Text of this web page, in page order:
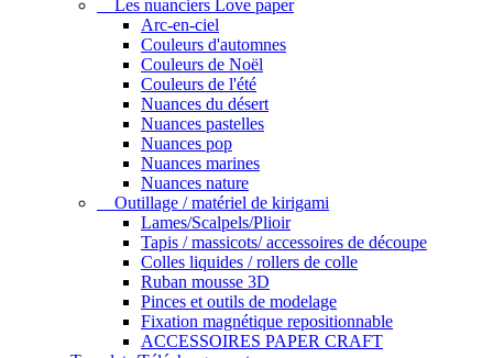
Les nuanciers Love paper
Arc-en-ciel
Couleurs d'automnes
Couleurs de Noël
Couleurs de l'été
Nuances du désert
Nuances pastelles
Nuances pop
Nuances marines
Nuances nature
Outillage / matériel de kirigami
Lames/Scalpels/Plioir
Tapis / massicots/ accessoires de découpe
Colles liquides / rollers de colle
Ruban mousse 3D
Pinces et outils de modelage
Fixation magnétique repositionnable
ACCESSOIRES PAPER CRAFT